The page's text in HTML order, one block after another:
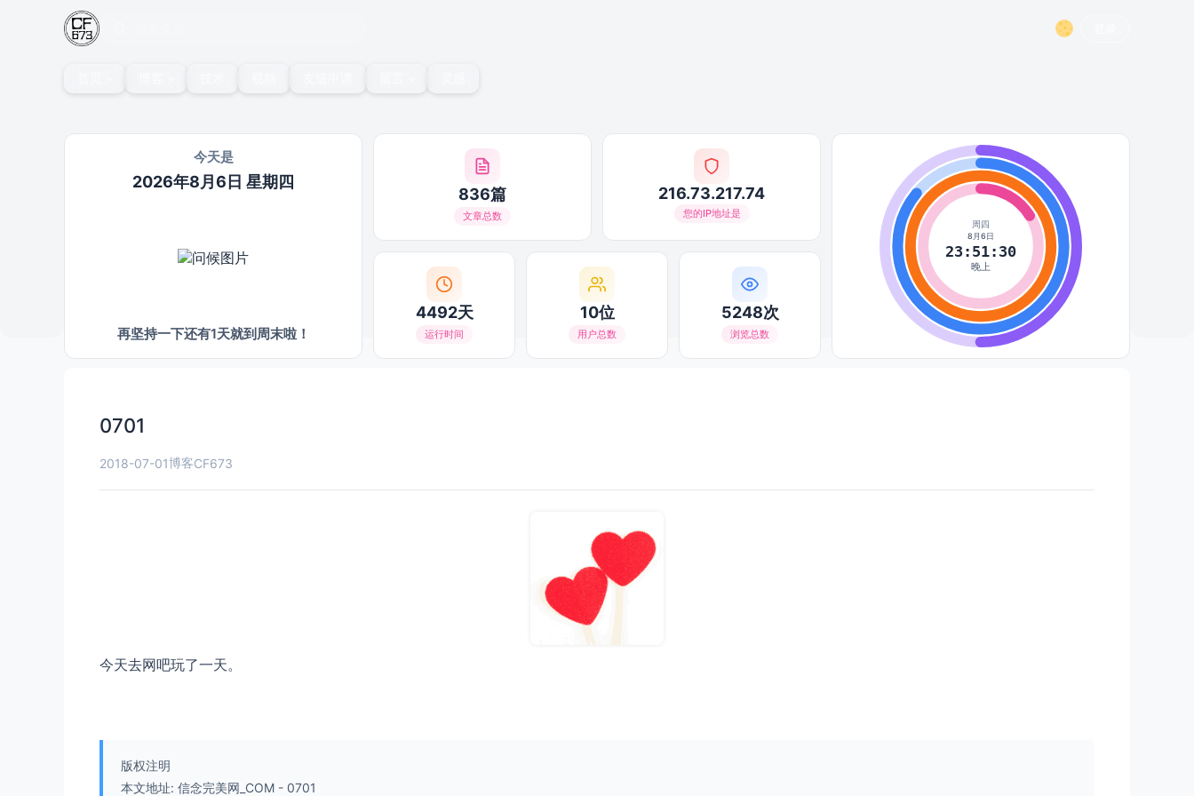
今天是
2026年8月6日 星期四
再坚持一下还有1天就到周末啦！
836篇
文章总数
216.73.217.74
您的IP地址是
4492天
运行时间
10位
用户总数
5248次
浏览总数
周四
8月6日
23:51:30
晚上
0701
2018-07-01博客CF673
今天去网吧玩了一天。
版权注明
本文地址: 信念完美网_COM - 0701